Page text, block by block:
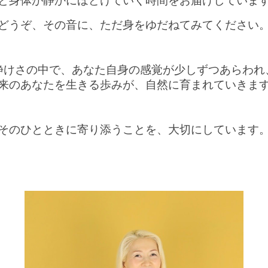
うぞ、その音に、ただ身をゆだねてみてください
けさの中で、あなた自身の感覚が少しずつあらわれ
のあなたを生きる歩みが、自然に育まれていきま
のひとときに寄り添うことを、大切にしています